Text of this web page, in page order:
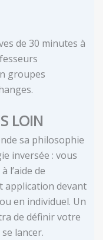
de 30 minutes à
groupes
LOIN
sa philosophie
inversée : vous
l’aide de
application devant
en individuel. Un
de définir votre
lancer.